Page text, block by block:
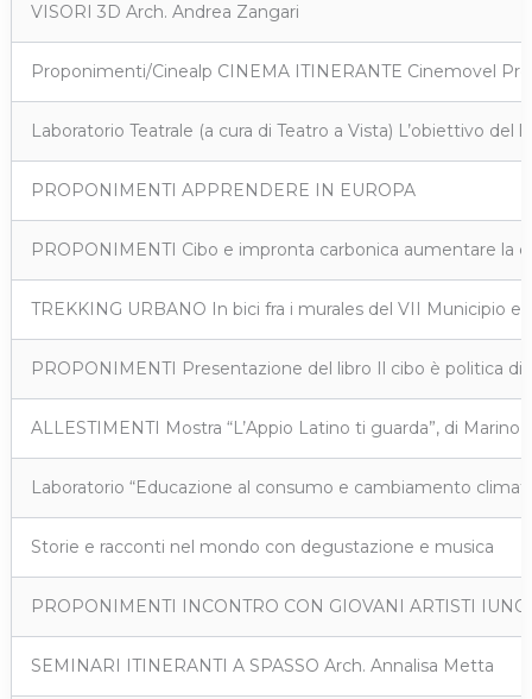
VISORI 3D Arch. Andrea Zangari
Proponimenti/Cinealp CINEMA ITINERANTE Cinemovel
Laboratorio Teatrale (a cura di Teatro a Vista) L’obiettivo
PROPONIMENTI APPRENDERE IN EUROPA
PROPONIMENTI Cibo e impronta carbonica aumentare la
TREKKING URBANO In bici fra i murales del VII Municipio e
PROPONIMENTI Presentazione del libro Il cibo è politica di
ALLESTIMENTI Mostra “L’Appio Latino ti guarda”, di Marino
Laboratorio “Educazione al consumo e cambiamento
Storie e racconti nel mondo con degustazione e musica
PROPONIMENTI INCONTRO CON GIOVANI ARTISTI
SEMINARI ITINERANTI A SPASSO Arch. Annalisa Metta